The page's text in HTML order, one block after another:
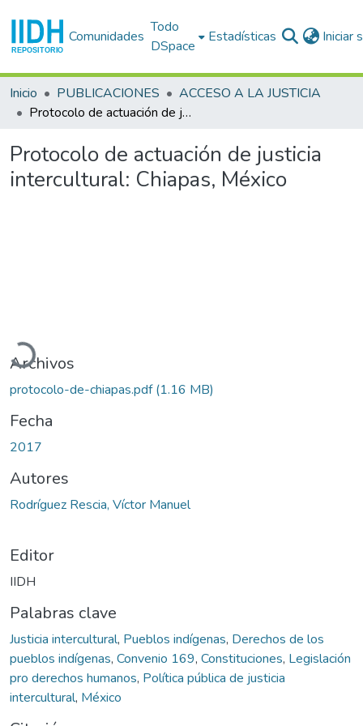
Comunidades
Todo
DSpace
Estadísticas Iniciar
Inicio PUBLICACIONES
ACCESO A LA JUSTICIA
Protocolo de actuación de justicia intercultural: Chiapas, México
Protocolo de actuación de justicia
intercultural: Chiapas, México
Archivos
protocolo-de-chiapas.pdf(1.16 MB)
Fecha
2017
Autores
Rodríguez Rescia, Víctor Manuel
Editor
IIDH
Palabras clave
Justicia intercultural, Pueblos indígenas, Derechos de los
pueblos indígenas, Convenio 169, Constituciones, Legislación
pro derechos humanos, Política pública de justicia
intercultural, México